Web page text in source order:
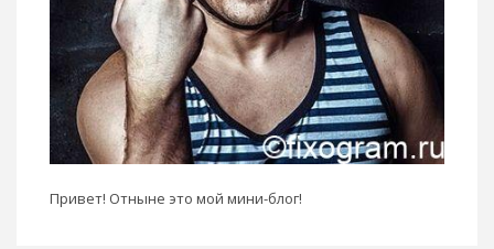
Привет! Отныне это мой мини-блог!